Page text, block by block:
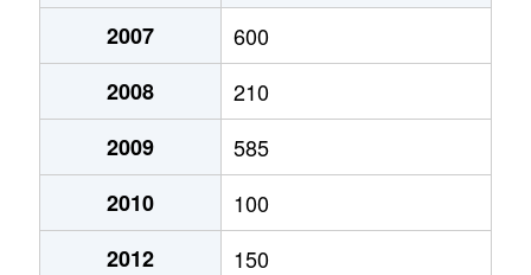
2007
600
2008
210
2009
585
2010
100
2012
150